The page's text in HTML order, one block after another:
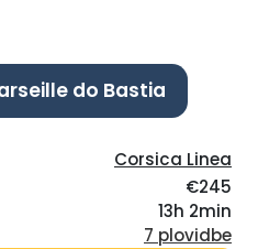
do Bastia
Corsica Linea
€245
13h 2min
7 plovidbe